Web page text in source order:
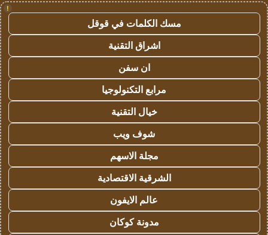
!
مسك الكلمات في قوقل
اشراق التقنية
ان سفن
مرابع التكنولوجيا
خيال التقنية
شوف ويب
مجلة الاسهم
الشرقية الاقتصادية
عالم الايفون
مدونة كوكان